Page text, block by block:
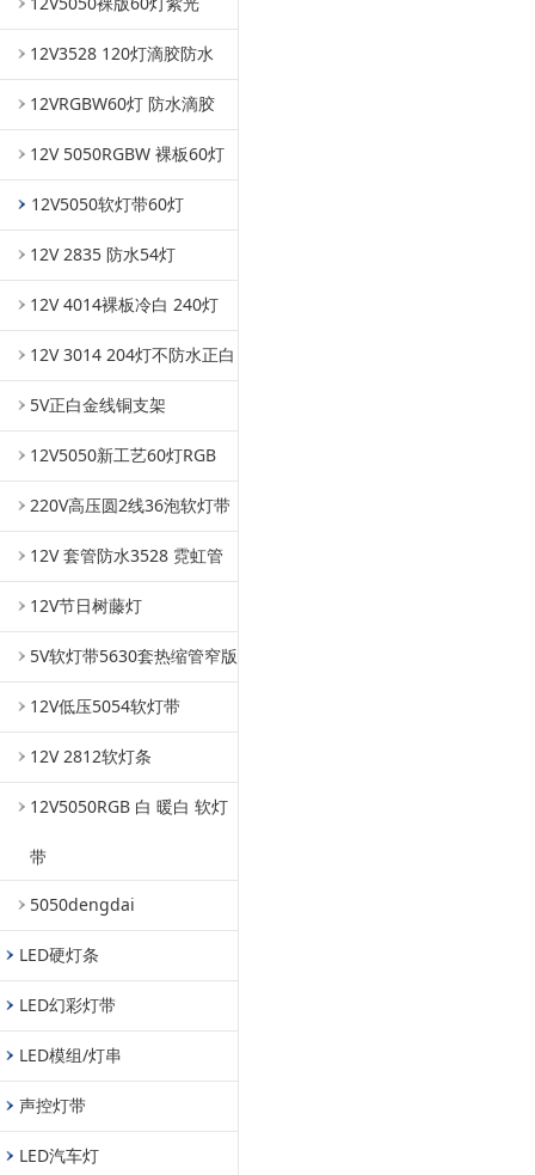
12V3528 120灯滴胶防水
12VRGBW60灯 防水滴胶
12V 5050RGBW 裸板60灯
12V5050软灯带60灯
12V 2835 防水54灯
12V 4014裸板冷白 240灯
12V 3014 204灯不防水正白
5V正白金线铜支架
12V5050新工艺60灯RGB
220V高压圆2线36泡软灯带
12V 套管防水3528 霓虹管
12V节日树藤灯
5V软灯带5630套热缩管窄版
12V低压5054软灯带
12V 2812软灯条
12V5050RGB 白 暖白 软灯
带
5050dengdai
LED硬灯条
LED幻彩灯带
LED模组/灯串
声控灯带
LED汽车灯